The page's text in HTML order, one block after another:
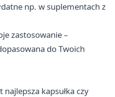
np. w suplementach z
zastosowanie –
do Twoich
kapsułka czy